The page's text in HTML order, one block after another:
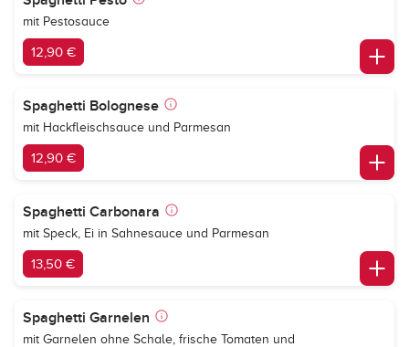
mit Pestosauce
12,90 €
Spaghetti Bolognese
mit Hackfleischsauce und Parmesan
12,90 €
Spaghetti Carbonara
mit Speck, Ei in Sahnesauce und Parmesan
13,50 €
Spaghetti Garnelen
mit Garnelen ohne Schale, frische Tomaten und